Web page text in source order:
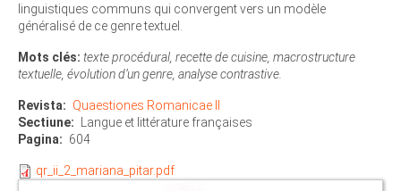
linguistiques communs qui convergent vers un modèle
généralisé de ce genre textuel.
Mots clés: texte procédural, recette de cuisine, macrostructure
textuelle, évolution d’un genre, analyse contrastive.
Revista
Quaestiones Romanicae II
Sectiune
Langue et littérature françaises
Pagina
604
qr_ii_2_mariana_pitar.pdf